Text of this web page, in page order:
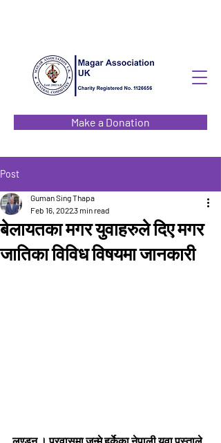
Make a Donation
Post
बेलायतका मगर युवाहरुले दिए मगर
जातिका विविध विषयमा जानकारी
Guman Sing Thapa
Feb 16, 20223 min read